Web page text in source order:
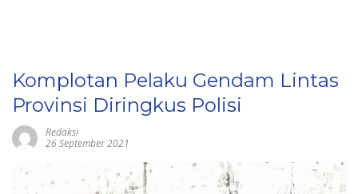
Komplotan Pelaku Gendam Lintas
Provinsi Diringkus Polisi
Redaksi
26 September 2021